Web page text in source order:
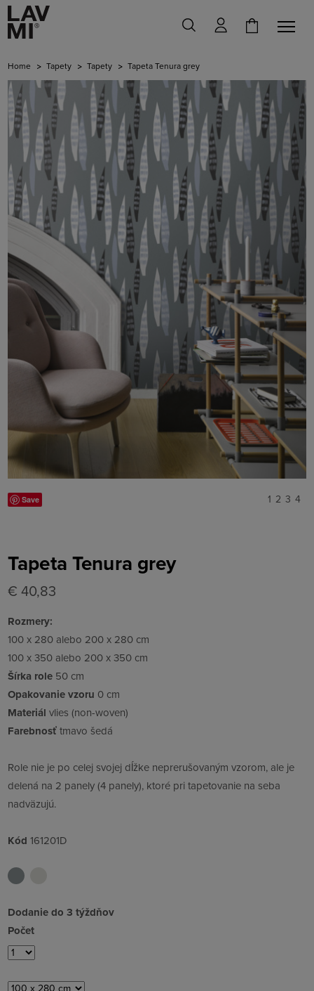
Home Tapety Tapety Tapeta Tenura grey
Save 1 2 3 4
Tapeta Tenura grey
€ 40,83
Rozmery:
100 x 280 alebo 200 x 280 cm
100 x 350 alebo 200 x 350 cm
Šírka role 50 cm
Opakovanie vzoru 0 cm
Materiál vlies (non-woven)
Farebnosť tmavo šedá
Role nie je po celej svojej dĺžke neprerušovaným vzorom, ale je
delená na 2 panely (4 panely), ktoré pri tapetovanie na seba
nadväzujú.
Kód 161201D
Dodanie do 3 týždňov
Počet